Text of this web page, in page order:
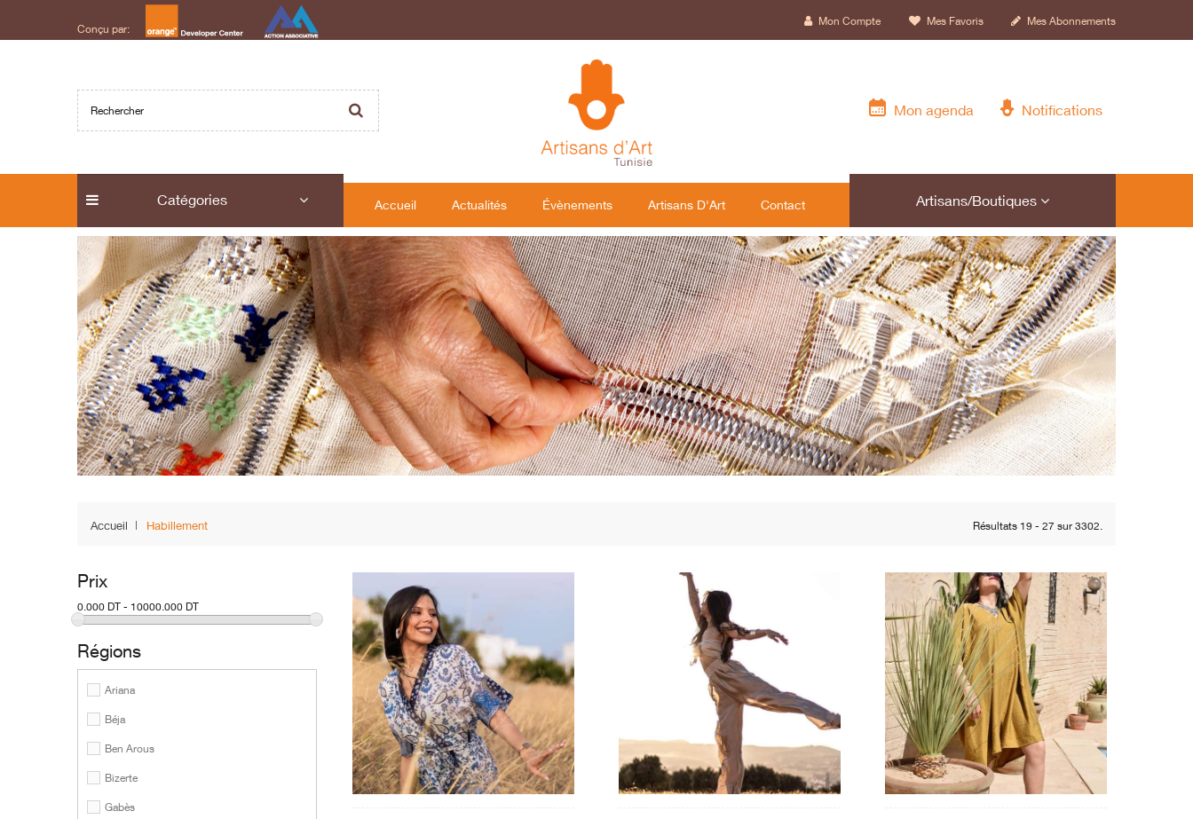
Mon Compte Mes Favoris Mes Abonnements
Conçu par:
Mon agenda Notifications
Catégories Accueil Actualités Évènements Artisans D'Art Contact Artisans/Boutiques
Accueil Habillement Résultats 19 - 27 sur 3302.
Prix
0.000 DT - 10000.000 DT
Régions
Ariana
Béja
Ben Arous
Bizerte
Gabès